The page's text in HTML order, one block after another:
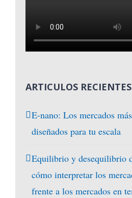
ARTICULOS RECIENTES
E-nano: Los mercados
diseñados para tu escala
Equilibrio y desequilibrio
cómo interpretar los
frente a los mercados en